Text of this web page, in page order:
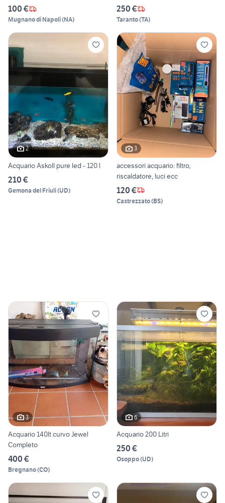
100 €
Mugnano di Napoli(NA)
250 €
Taranto(TA)
2
Acquario Askoll pure led - 120 l
210 €
Gemona del Friuli(UD)
3
accessori acquario: filtro,
riscaldatore, luci ecc
120 €
Castrezzato(BS)
3
Acquario 140lt curvo Jewel
Completo
400 €
Bregnano(CO)
6
Acquario 200 Litri
250 €
Osoppo(UD)